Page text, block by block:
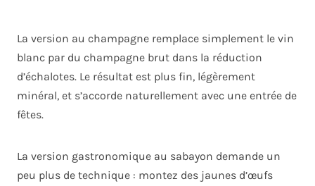
La version au champagne remplace simplement le vin
blanc par du champagne brut dans la réduction
d’échalotes. Le résultat est plus fin, légèrement
minéral, et s’accorde naturellement avec une entrée de
fêtes.
La version gastronomique au sabayon demande un
peu plus de technique : montez des jaunes d’œufs